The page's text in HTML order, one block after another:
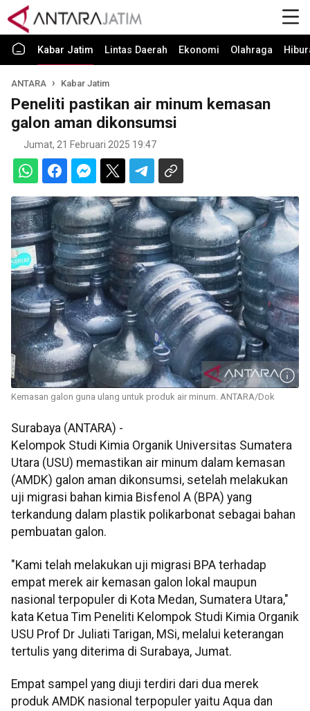
Kabar Jatim Lintas Daerah Ekonomi Olahraga
ANTARA Kabar Jatim
Peneliti pastikan air minum kemasan
galon aman dikonsumsi
Jumat, 21 Februari 2025 19:47
Kemasan galon guna ulang untuk produk air minum. ANTARA/Dok
Surabaya (ANTARA) -
Kelompok Studi Kimia Organik Universitas Sumatera
Utara (USU) memastikan air minum dalam kemasan
(AMDK) galon aman dikonsumsi, setelah melakukan
uji migrasi bahan kimia Bisfenol A (BPA) yang
terkandung dalam plastik polikarbonat sebagai bahan
pembuatan galon.
"Kami telah melakukan uji migrasi BPA terhadap
empat merek air kemasan galon lokal maupun
nasional terpopuler di Kota Medan, Sumatera Utara,"
kata Ketua Tim Peneliti Kelompok Studi Kimia Organik
USU Prof Dr Juliati Tarigan, MSi, melalui keterangan
tertulis yang diterima di Surabaya, Jumat.
Empat sampel yang diuji terdiri dari dua merek
produk AMDK nasional terpopuler yaitu Aqua dan